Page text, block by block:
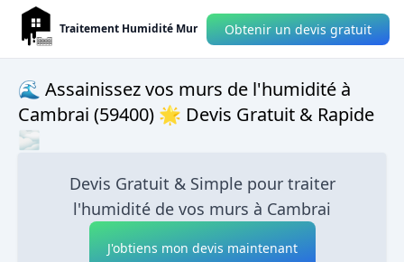
Traitement Humidité Mur Obtenir un devis gratuit
🌊 Assainissez vos murs de l'humidité à
Cambrai (59400) 🌟 Devis Gratuit & Rapide
🌫
Devis Gratuit & Simple pour traiter
l'humidité de vos murs à Cambrai
J'obtiens mon devis maintenant